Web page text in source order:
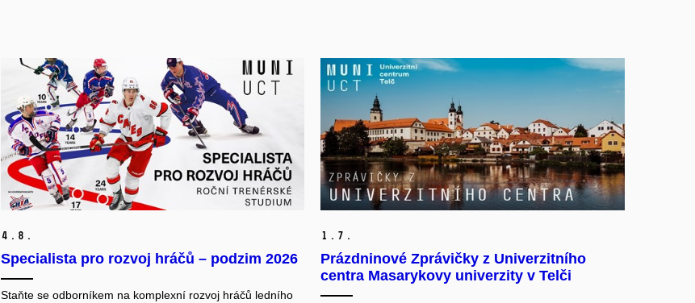
4. 8.
Specialista pro rozvoj hráčů – podzim 2026
Staňte se odborníkem na komplexní rozvoj hráčů ledního
1. 7.
Prázdninové Zprávičky z Univerzitního
centra Masarykovy univerzity v Telči